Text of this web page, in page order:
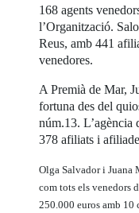
168 agents
l’Organització.
Reus, amb 441
venedores.
A Premià de Mar,
fortuna des del
núm.13. L’agència
378 afiliats i
Olga Salvador i Juana
com tots els venedors
250.000 euros amb 10